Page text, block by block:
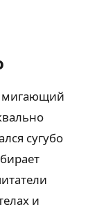
мигающий
сугубо
и